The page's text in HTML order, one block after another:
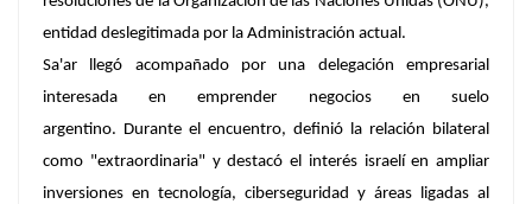
entidad deslegitimada por la Administración actual.
Sa'ar llegó acompañado por una delegación empresarial
interesada en emprender negocios en suelo
argentino. Durante el encuentro, definió la relación bilateral
como "extraordinaria" y destacó el interés israelí en ampliar
inversiones en tecnología, ciberseguridad y áreas ligadas al